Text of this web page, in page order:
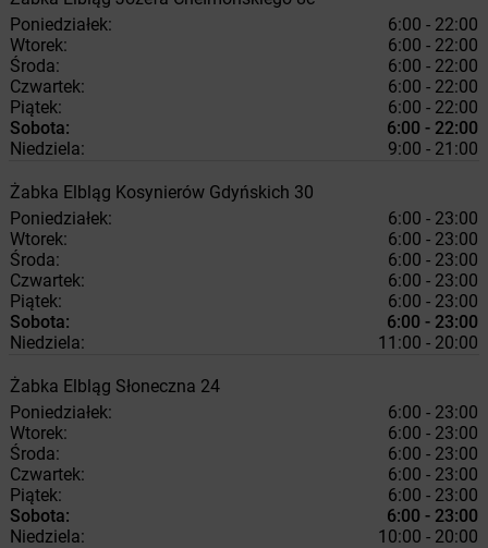
Poniedziałek:
6:00 - 22:00
Wtorek:
6:00 - 22:00
Środa:
6:00 - 22:00
Czwartek:
6:00 - 22:00
Piątek:
6:00 - 22:00
Sobota:
6:00 - 22:00
Niedziela:
9:00 - 21:00
Żabka Elbląg Kosynierów Gdyńskich 30
Poniedziałek:
6:00 - 23:00
Wtorek:
6:00 - 23:00
Środa:
6:00 - 23:00
Czwartek:
6:00 - 23:00
Piątek:
6:00 - 23:00
Sobota:
6:00 - 23:00
Niedziela:
11:00 - 20:00
Żabka Elbląg Słoneczna 24
Poniedziałek:
6:00 - 23:00
Wtorek:
6:00 - 23:00
Środa:
6:00 - 23:00
Czwartek:
6:00 - 23:00
Piątek:
6:00 - 23:00
Sobota:
6:00 - 23:00
Niedziela:
10:00 - 20:00